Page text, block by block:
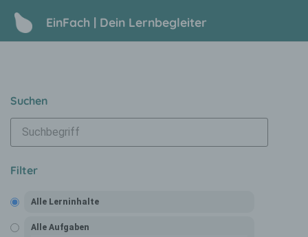
EinFach | Dein Lernbegleiter
Suchen
Filter
Alle Lerninhalte
Alle Aufgaben